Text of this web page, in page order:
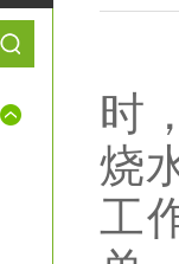
时
烧
工